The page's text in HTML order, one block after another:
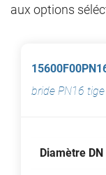
aux options
bride PN16
Diamètre DN